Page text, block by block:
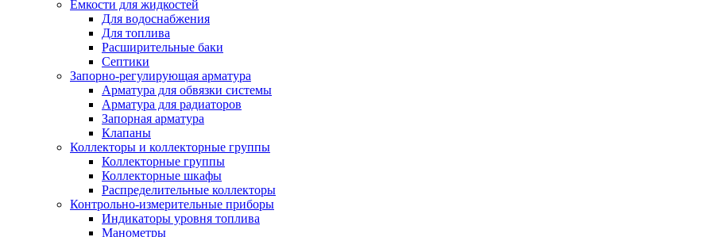
Ёмкости для жидкостей
Для водоснабжения
Для топлива
Расширительные баки
Септики
Запорно-регулирующая арматура
Арматура для обвязки системы
Арматура для радиаторов
Запорная арматура
Клапаны
Коллекторы и коллекторные группы
Коллекторные группы
Коллекторные шкафы
Распределительные коллекторы
Контрольно-измерительные приборы
Индикаторы уровня топлива
Манометры